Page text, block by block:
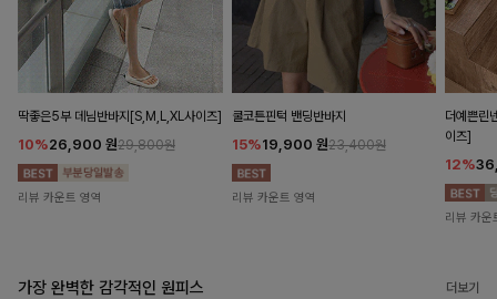
딱좋은5부 데님반바지[S,M,L,XL사이즈]
10%26,900 원29,800원
리뷰 카운트 영역
쿨코튼핀턱 밴딩반바지
15%19,900 원23,400원
리뷰 카운트 영역
더예쁜린
이즈]
12%
리뷰 카운
가장 완벽한 감각적인 원피스 더보기